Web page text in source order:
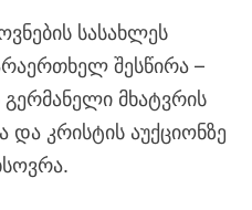
სასახლეს
შესწირა –
მხატვრის
კრისტის აუქციონზე